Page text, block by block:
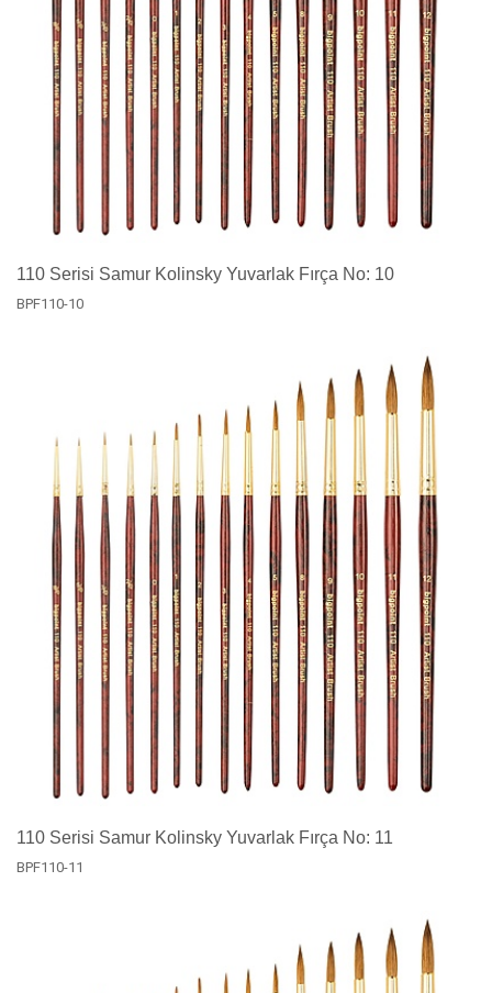
110 Serisi Samur Kolinsky Yuvarlak Fırça No: 10
BPF110-10
110 Serisi Samur Kolinsky Yuvarlak Fırça No: 11
BPF110-11